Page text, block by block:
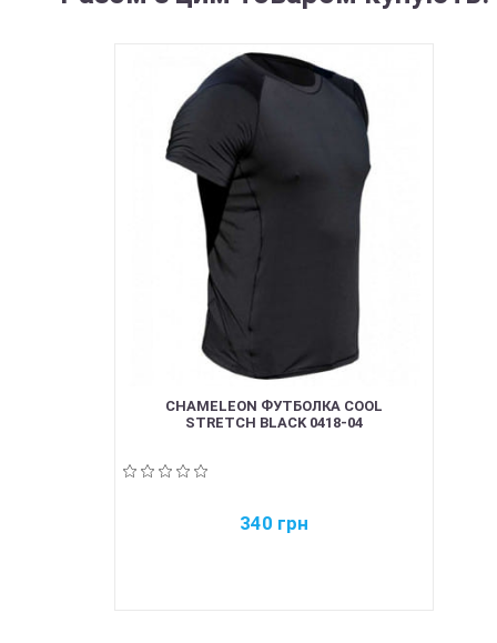
CHAMELEON ФУТБОЛКА COOL
STRETCH BLACK 0418-04
340 грн